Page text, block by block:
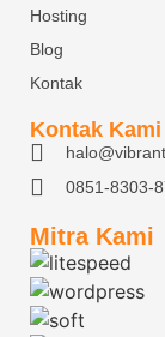
Hosting
Blog
Kontak
Kontak Kami
0851-8303-
Mitra Kami